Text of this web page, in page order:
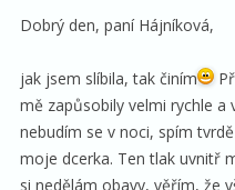
Dobrý den, paní Hájníková,
jak jsem slíbila, tak činím
mě zapůsobily velmi rychle a
nebudím se v noci, spím
moje dcerka. Ten tlak uvnitř
si nedělám obavy, věřím, že